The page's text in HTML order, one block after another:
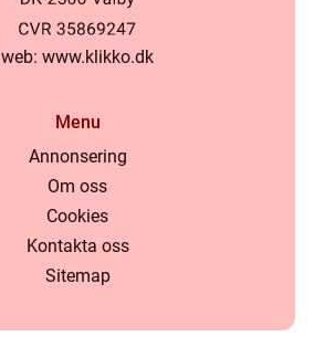
web: www.klikko.dk
Menu
Annonsering
Om oss
Cookies
Kontakta oss
Sitemap